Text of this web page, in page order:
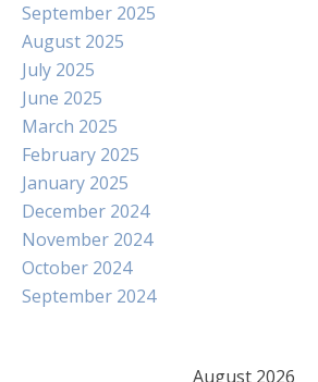
September 2025
August 2025
July 2025
June 2025
March 2025
February 2025
January 2025
December 2024
November 2024
October 2024
September 2024
August 2026